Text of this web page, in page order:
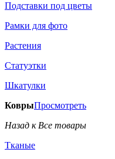
Подставки под цветы
Рамки для фото
Растения
Статуэтки
Шкатулки
КоврыПросмотреть
Назад к Все товары
Тканые